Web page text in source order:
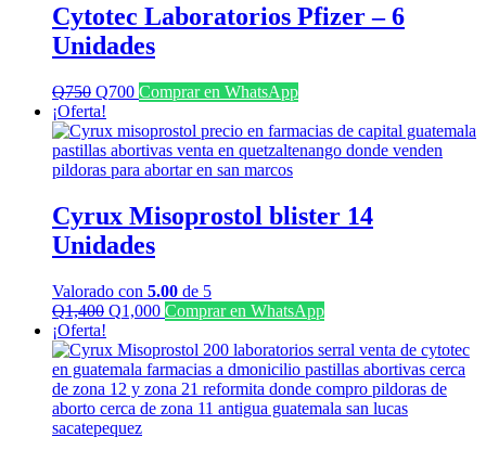
Cytotec Laboratorios Pfizer – 6
Unidades
Q750 El
precio
original
era:
Q750.
Q700El
actual
es:
Q700.
Comprar en WhatsApp
¡Oferta!
Cyrux Misoprostol blister 14
Unidades
Valorado con 5.00 de 5
Q1,400 El
original
era:
Q1,400.
Q1,000El
actual
es:
Q1,000.
Comprar en WhatsApp
¡Oferta!